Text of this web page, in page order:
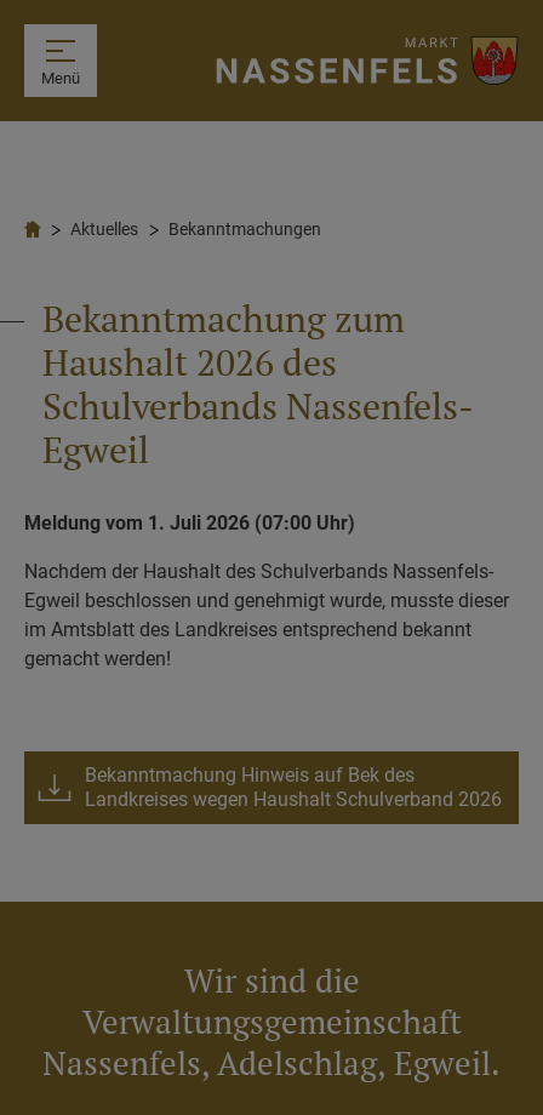
Menü
Aktuelles Bekanntmachungen
Bekanntmachung zum
Haushalt 2026 des
Schulverbands Nassenfels-
Egweil
Meldung vom 1. Juli 2026 (07:00 Uhr)
Nachdem der Haushalt des Schulverbands Nassenfels-
Egweil beschlossen und genehmigt wurde, musste dieser
im Amtsblatt des Landkreises entsprechend bekannt
gemacht werden!
Bekanntmachung Hinweis auf Bek des
Landkreises wegen Haushalt Schulverband 2026
Wir sind die
Verwaltungsgemeinschaft
Nassenfels, Adelschlag, Egweil.